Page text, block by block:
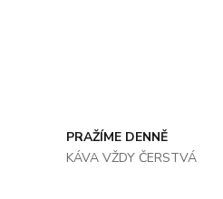
PRAŽÍME DENNĚ
KÁVA VŽDY ČERSTVÁ